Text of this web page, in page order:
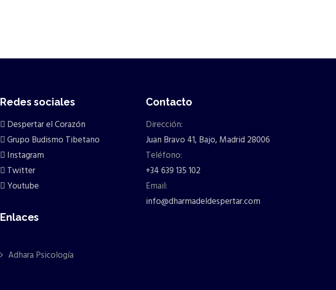
Redes sociales
Despertar el Corazón
Grupo Budismo Tibetano
Instagram
Twitter
Youtube
Enlaces
Adhara Psicología
Contacto
Dirección:
Juan Bravo 41, Bajo, Madrid 28006
Teléfono:
+34 639 135 102
Email:
info@dharmadeldespertar.com